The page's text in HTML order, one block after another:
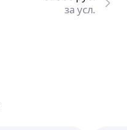
за усл.